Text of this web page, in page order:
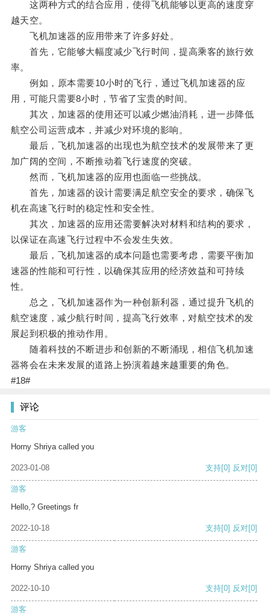
这两种方式的结合应用，使得飞机能够以更高的速度穿
越天空。
飞机加速器的应用带来了许多好处。
首先，它能够大幅度减少飞行时间，提高乘客的旅行效
率。
例如，原本需要10小时的飞行，通过飞机加速器的应
用，可能只需要8小时，节省了宝贵的时间。
其次，加速器的使用还可以减少燃油消耗，进一步降低
航空公司运营成本，并减少对环境的影响。
最后，飞机加速器的出现也为航空技术的发展带来了更
加广阔的空间，不断推动着飞行速度的突破。
然而，飞机加速器的应用也面临一些挑战。
首先，加速器的设计需要满足航空安全的要求，确保飞
机在高速飞行时的稳定性和安全性。
其次，加速器的应用还需要解决对材料和结构的要求，
以保证在高速飞行过程中不会发生失效。
最后，飞机加速器的成本问题也需要考虑，需要平衡加
速器的性能和可行性，以确保其应用的经济效益和可持续
性。
总之，飞机加速器作为一种创新利器，通过提升飞机的
航空速度，减少航行时间，提高飞行效率，对航空技术的发
展起到积极的推动作用。
随着科技的不断进步和创新的不断涌现，相信飞机加速
器将会在未来发展的道路上扮演着越来越重要的角色。
#18#
评论
游客
Horny Shriya called you
2023-01-08 支持[0] 反对[0]
游客
Hello,? Greetings fr
2022-10-18 支持[0] 反对[0]
游客
Horny Shriya called you
2022-10-10 支持[0] 反对[0]
游客